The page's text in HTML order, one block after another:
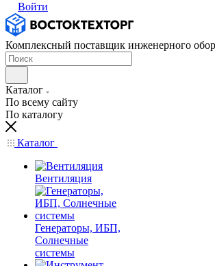
Войти
Комплексный поставщик инженерного
Каталог
По всему сайту
По каталогу
Каталог
Вентиляция
Генераторы, ИБП,
Солнечные
системы